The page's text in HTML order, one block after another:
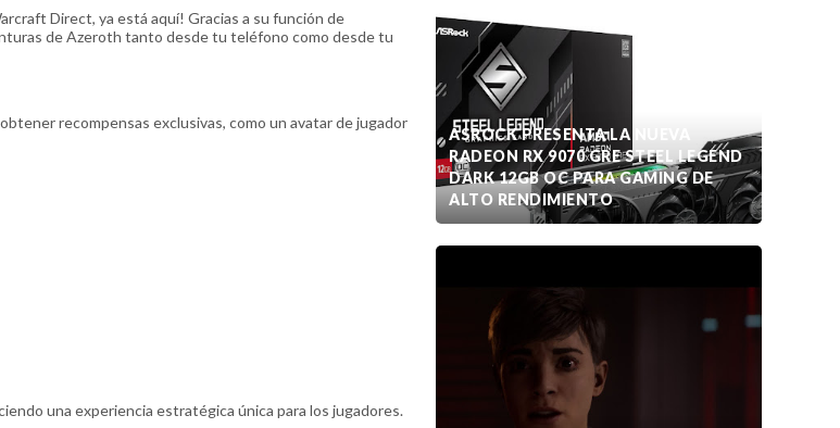
Direct, ya está aquí! Gracias a su función de
de Azeroth tanto desde tu teléfono como desde tu
recompensas exclusivas, como un avatar de jugador
una experiencia estratégica única para los jugadores.
ASROCK PRESENTA LA NUEVA
RADEON RX 9070 GRE STEEL LEGEND
DARK 12GB OC PARA GAMING DE
ALTO RENDIMIENTO